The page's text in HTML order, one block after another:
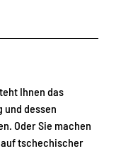
Ihnen das
und dessen
Oder Sie machen
tschechischer